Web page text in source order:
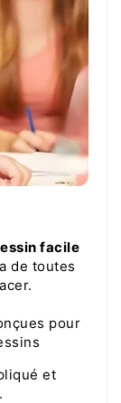
facile
de toutes
pour
et